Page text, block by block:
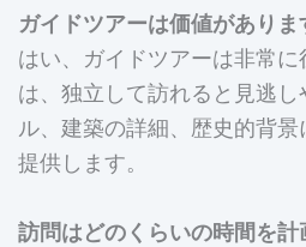
ガイドツアーは価値がありま
はい、ガイドツアーは非常
は、独立して訪れると見逃
ル、建築の詳細、歴史的背
提供します。
訪問はどのくらいの時間を計